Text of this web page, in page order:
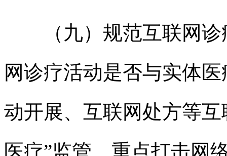
（九）规范互联网诊
网诊疗活动是否与实体
动开展、互联网处方等
医疗”监管。重点打击网